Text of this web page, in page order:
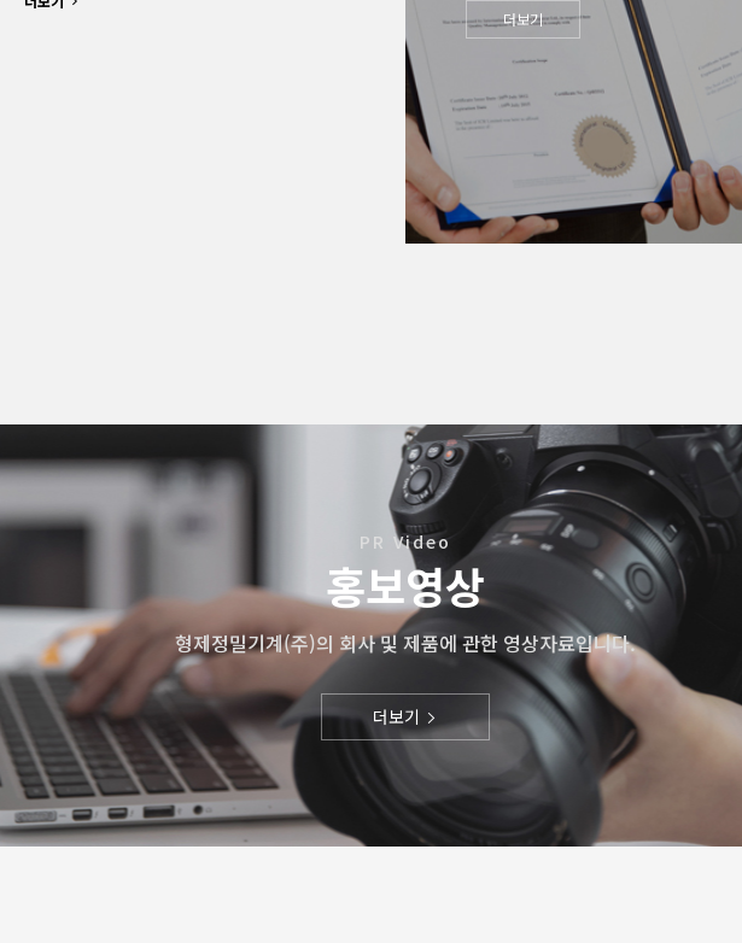
더보기
(주)를 찾아주셔서 대단히 감사드립니다.
PR Video
홍보영상
형제정밀기계(주)의 회사 및 제품에 관한 영상자료입니다.
더보기